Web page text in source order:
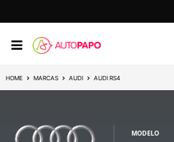
HOME MARCAS AUDI AUDI RS4
MODELO